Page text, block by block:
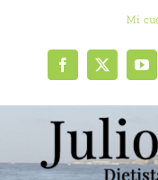
Mi
Facebook
X